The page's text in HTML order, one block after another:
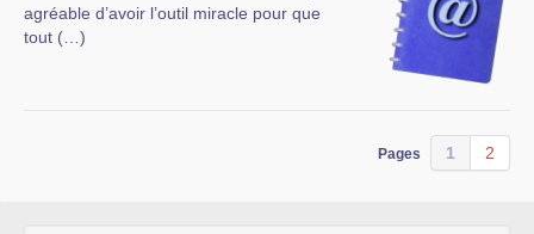
agréable d’avoir l’outil miracle pour que
tout (…)
Pages 1 2